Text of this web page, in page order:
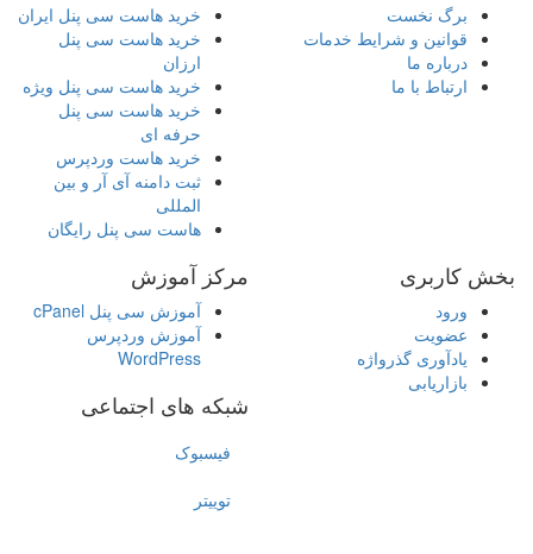
برگ نخست
قوانین و شرایط خدمات
درباره ما
ارتباط با ما
خرید هاست سی پنل ایران
خرید هاست سی پنل
ارزان
خرید هاست سی پنل ویژه
خرید هاست سی پنل
حرفه ای
خرید هاست وردپرس
ثبت دامنه آی آر و بین
المللی
هاست سی پنل رایگان
بخش کاربری
ورود
عضویت
یادآوری گذرواژه
بازاریابی
مرکز آموزش
آموزش سی پنل cPanel
آموزش وردپرس
WordPress
شبکه های اجتماعی
فیسبوک
توییتر